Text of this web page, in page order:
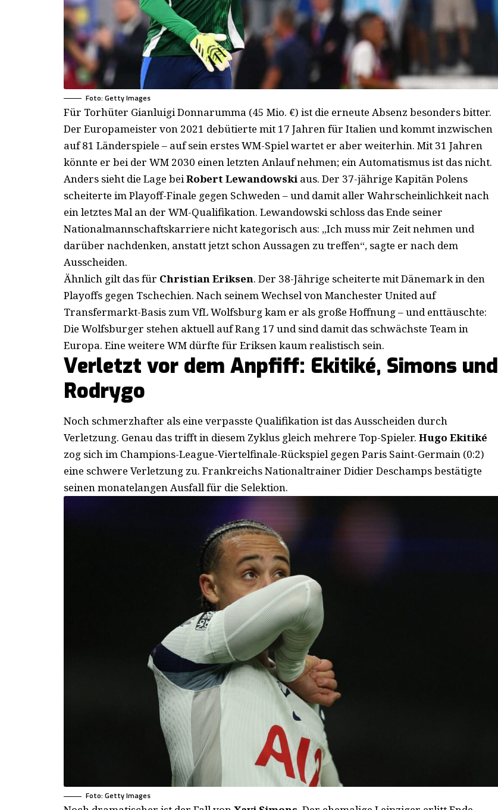
Foto: Getty Images
Für Torhüter Gianluigi Donnarumma (45 Mio. €) ist die erneute Absenz besonders bitter.
Der Europameister von 2021 debütierte mit 17 Jahren für Italien und kommt inzwischen
auf 81 Länderspiele – auf sein erstes WM-Spiel wartet er aber weiterhin. Mit 31 Jahren
könnte er bei der WM 2030 einen letzten Anlauf nehmen; ein Automatismus ist das nicht.
Anders sieht die Lage beiRobert Lewandowski aus. Der 37-jährige Kapitän Polens
scheiterte im Playoff-Finale gegen Schweden – und damit aller Wahrscheinlichkeit nach
ein letztes Mal an der WM-Qualifikation. Lewandowski schloss das Ende seiner
Nationalmannschaftskarriere nicht kategorisch aus: „Ich muss mir Zeit nehmen und
darüber nachdenken, anstatt jetzt schon Aussagen zu treffen“, sagte er nach dem
Ausscheiden.
Ähnlich gilt das für Christian Eriksen. Der 38-Jährige scheiterte mit Dänemark in den
Playoffs gegen Tschechien. Nach seinem Wechsel von Manchester United auf
Transfermarkt-Basis zum VfL Wolfsburg kam er als große Hoffnung – und enttäuschte:
Die Wolfsburger stehen aktuell auf Rang 17 und sind damit das schwächste Team in
Europa. Eine weitere WM dürfte für Eriksen kaum realistisch sein.
Verletzt vor dem Anpfiff: Ekitiké, Simons und
Rodrygo
Noch schmerzhafter als eine verpasste Qualifikation ist das Ausscheiden durch
Verletzung. Genau das trifft in diesem Zyklus gleich mehrere Top-Spieler. Hugo Ekitiké
zog sich im Champions-League-Viertelfinale-Rückspiel gegen Paris Saint-Germain (0:2)
eine schwere Verletzung zu. Frankreichs Nationaltrainer Didier Deschamps bestätigte
seinen monatelangen Ausfall für die Selektion.
Foto: Getty Images